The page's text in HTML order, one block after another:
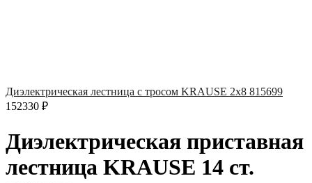
Диэлектрическая лестница с тросом KRAUSE 2х8 815699
152330 ₽
Диэлектрическая приставная
лестница KRAUSE 14 ст.